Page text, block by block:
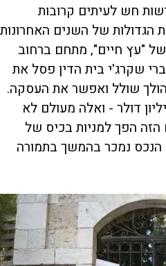
חש לעיתים קרובות
של השנים האחרונות
של "עץ חיים", מתחם ברחוב
שקרג'י בית הדין פסל את
שולל ואפשר את העסקה.
נמכר בתמורה ל־15 מיליון דולר - ואלה מעולם לא
הפך למניות בכיס של
נמכר בהמשך בתמורה